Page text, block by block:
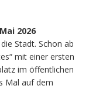
2026
Stadt. Schon ab
mit einer ersten
im öffentlichen
Mal auf dem